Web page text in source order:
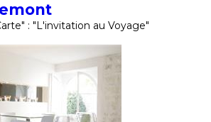
: "L'invitation au Voyage"